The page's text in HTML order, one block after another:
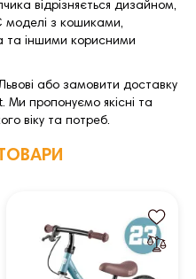
відрізняється дизайном,
моделі з кошиками,
та іншими корисними
або замовити доставку
Ми пропонуємо якісні та
віку та потреб.